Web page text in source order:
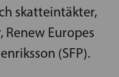
skatteintäkter,
Europes
(SFP).